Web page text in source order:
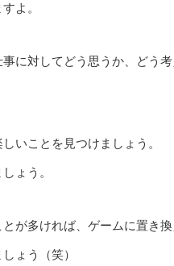
よ。
に対してどう思うか、どう
いことを見つけましょう。
ょう。
が多ければ、ゲームに置き換
ょう（笑）